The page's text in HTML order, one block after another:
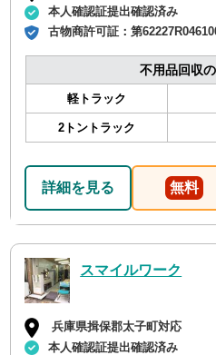
本人確認証提出確認済み
古物商許可証：第
不用品回収
軽トラック
2トントラック
詳細を見る 無料
スマイルワーク
兵庫県揖保郡太子町対応
本人確認証提出確認済み